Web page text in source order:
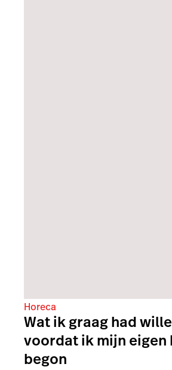
Horeca
Wat ik graag had
voordat ik mijn
begon